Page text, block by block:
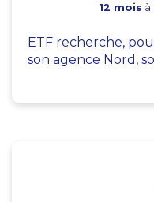
12 mois à
ETF recherche,
son agence Nord,